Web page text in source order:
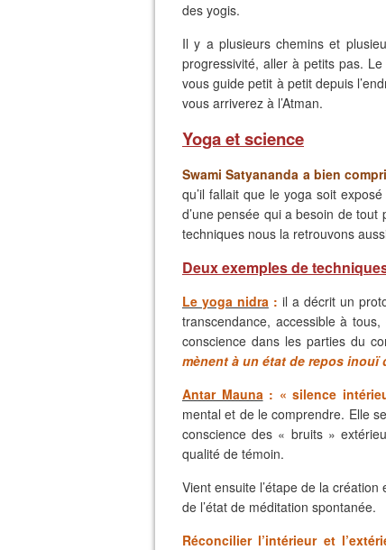
des yogis.
Il y a plusieurs chemins et
progressivité, aller à petits pas.
vous guide petit à petit depuis
vous arriverez à l’Atman.
Yoga et science
Swami Satyananda a bien
qu’il fallait que le yoga soit
d’une pensée qui a besoin de
techniques nous la retrouvons
Deux exemples de
Le yoga nidra: il a décrit un
transcendance, accessible à
conscience dans les parties du
mènent à un état de repos inouï
Antar Mauna: « silence
mental et de le comprendre. Elle
conscience des « bruits »
qualité de témoin.
Vient ensuite l’étape de la
de l’état de méditation spontanée.
Réconcilier l’intérieur et